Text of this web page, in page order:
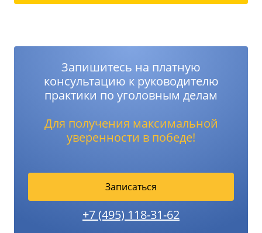
Запишитесь на платную
консультацию к руководителю
практики по уголовным делам
Для получения максимальной
уверенности в победе!
Записаться
+7 (495) 118-31-62